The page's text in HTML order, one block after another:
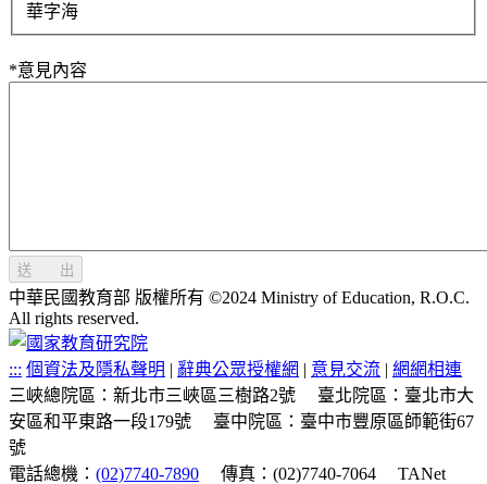
華字海
*意見內容
送 出
中華民國教育部 版權所有 ©2024 Ministry of Education, R.O.C.
All rights reserved.
::: 個資法及隱私聲明 | 辭典公眾授權網 | 意見交流 | 網網相連
三峽總院區：新北市三峽區三樹路2號
臺北院區：臺北市大
安區和平東路一段179號
臺中院區：臺中市豐原區師範街67
號
電話總機： (02)7740-7890 傳真：(02)7740-7064
TANet